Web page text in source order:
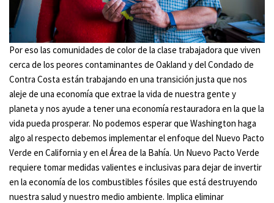
Por eso las comunidades de color de la clase trabajadora que viven
cerca de los peores contaminantes de Oakland y del Condado de
Contra Costa están trabajando en una transición justa que nos
aleje de una economía que extrae la vida de nuestra gente y
planeta y nos ayude a tener una economía restauradora en la que la
vida pueda prosperar. No podemos esperar que Washington haga
algo al respecto debemos implementar el enfoque del Nuevo Pacto
Verde en California y en el Área de la Bahía. Un Nuevo Pacto Verde
requiere tomar medidas valientes e inclusivas para dejar de invertir
en la economía de los combustibles fósiles que está destruyendo
nuestra salud y nuestro medio ambiente. Implica eliminar